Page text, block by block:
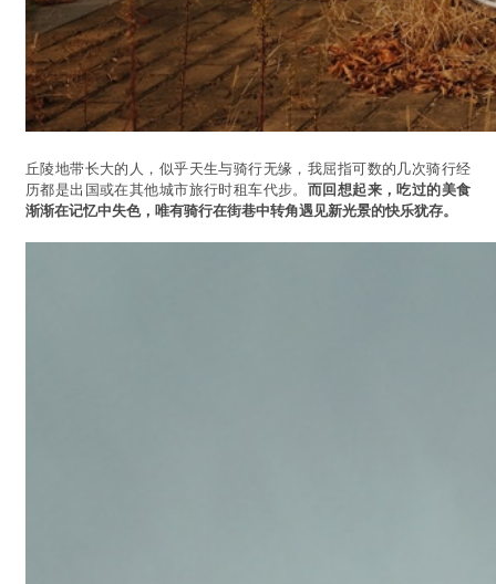
丘陵地带长大的人，似乎天生与骑行无缘，我屈指可数的几次骑行经
历都是出国或在其他城市旅行时租车代步。 而回想起来，吃过的美食
渐渐在记忆中失色，唯有骑行在街巷中转角遇见新光景的快乐犹存。